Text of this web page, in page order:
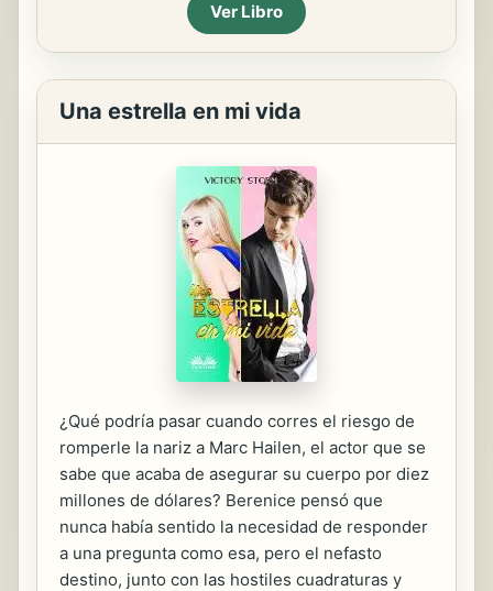
Ver Libro
Una estrella en mi vida
¿Qué podría pasar cuando corres el riesgo de
romperle la nariz a Marc Hailen, el actor que se
sabe que acaba de asegurar su cuerpo por diez
millones de dólares? Berenice pensó que
nunca había sentido la necesidad de responder
a una pregunta como esa, pero el nefasto
destino, junto con las hostiles cuadraturas y